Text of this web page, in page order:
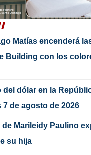
Matías encenderá
Building con los
del dólar en la
7 de agosto de 2026
de Marileidy Paulino
su hija